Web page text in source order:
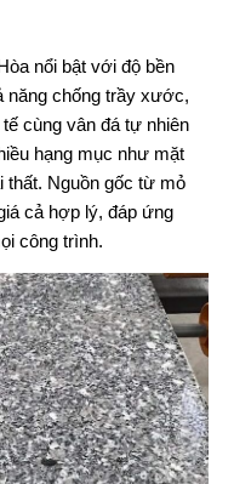
nổi bật với độ bền
năng chống trầy xước,
cùng vân đá tự nhiên
hạng mục như mặt
thất. Nguồn gốc từ mỏ
cả hợp lý, đáp ứng
công trình.